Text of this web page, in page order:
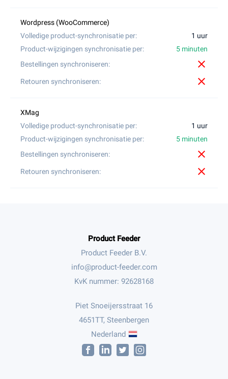
1 uur
5 minuten
close
close
1 uur
5 minuten
close
close
Product Feeder
Product Feeder B.V.
KvK nummer: 92628168
Piet Snoeijersstraat 16
4651TT, Steenbergen
Nederland